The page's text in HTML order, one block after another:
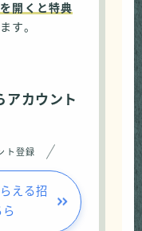
開くと特典
す。
アカウント
ト登録
える招